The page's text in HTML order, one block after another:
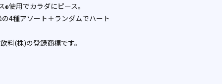
®使用でカラダにピース。
の4種アソート＋ランダムでハート
料(株)の登録商標です。